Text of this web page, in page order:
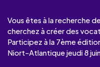
Vous êtes à la recherche
cherchez à créer des
Participez à la 7ème
Niort-Atlantique jeudi 8